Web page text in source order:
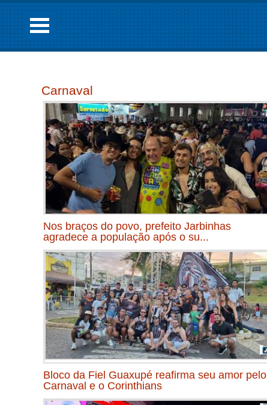
Carnaval
Nos braços do povo, prefeito Jarbinhas
agradece a população após o su...
Bloco da Fiel Guaxupé reafirma seu amor pelo
Carnaval e o Corinthians